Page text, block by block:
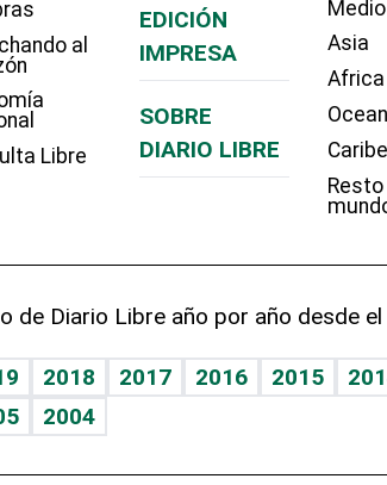
al
Libre
EDICIÓN
IMPRESA
SOBRE
DIARIO LIBRE
Asia
Africa
Caribe
Resto
de Diario Libre año por año desde
2018 2017 2016 2015
2004